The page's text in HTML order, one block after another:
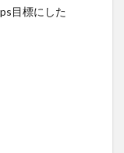
目標にした